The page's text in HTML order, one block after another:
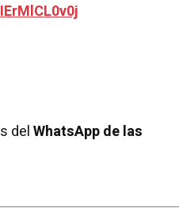
delWhatsApp de las